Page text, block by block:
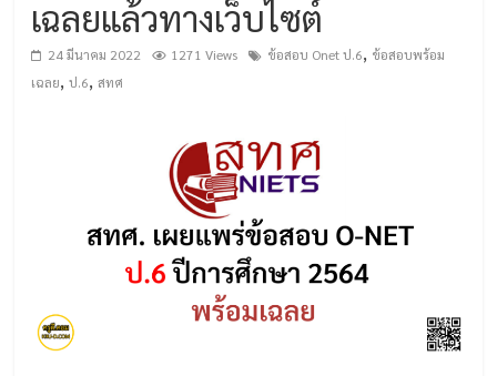
เฉลยแล้วทางเว็บไซต์
24 มีนาคม 2022 1271 Views ข้อสอบ Onet ป.6, ข้อสอบพร้อม
เฉลย,ป.6,สทศ